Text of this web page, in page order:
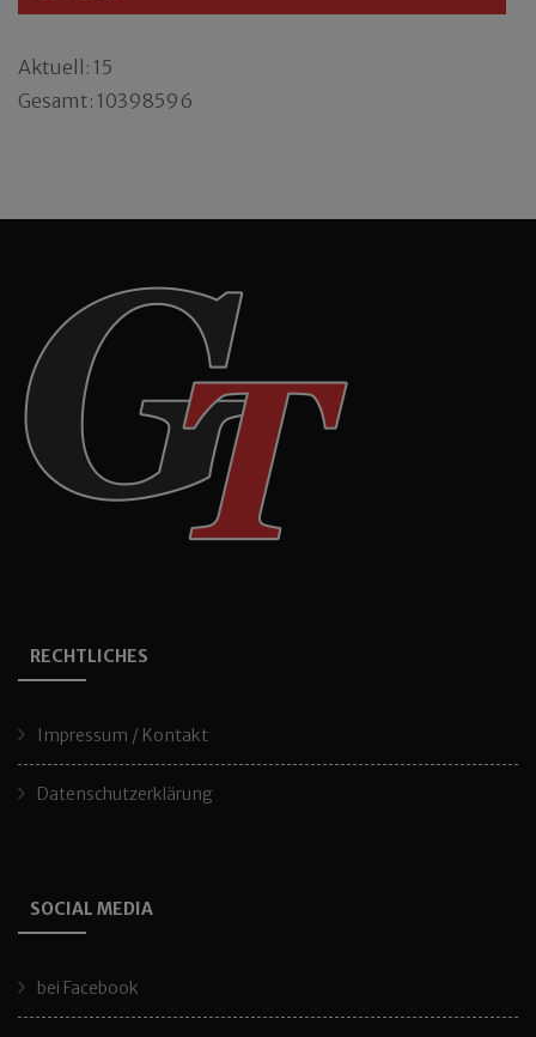
Aktuell: 15
Gesamt: 10398596
RECHTLICHES
Impressum / Kontakt
Datenschutzerklärung
SOCIAL MEDIA
bei Facebook